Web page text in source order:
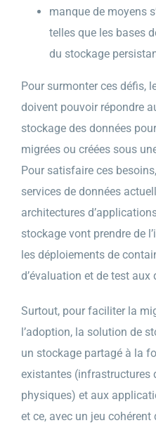
manque de moyens
telles que les bases
du stockage
Pour surmonter ces défis,
doivent pouvoir répondre
stockage des données
migrées ou créées sous
Pour satisfaire ces
services de données
architectures
stockage vont prendre de
les déploiements de
d’évaluation et de test
Surtout, pour faciliter la
l’adoption, la solution de
un stockage partagé à la
existantes (infrastructures
physiques) et aux
et ce, avec un jeu cohérent